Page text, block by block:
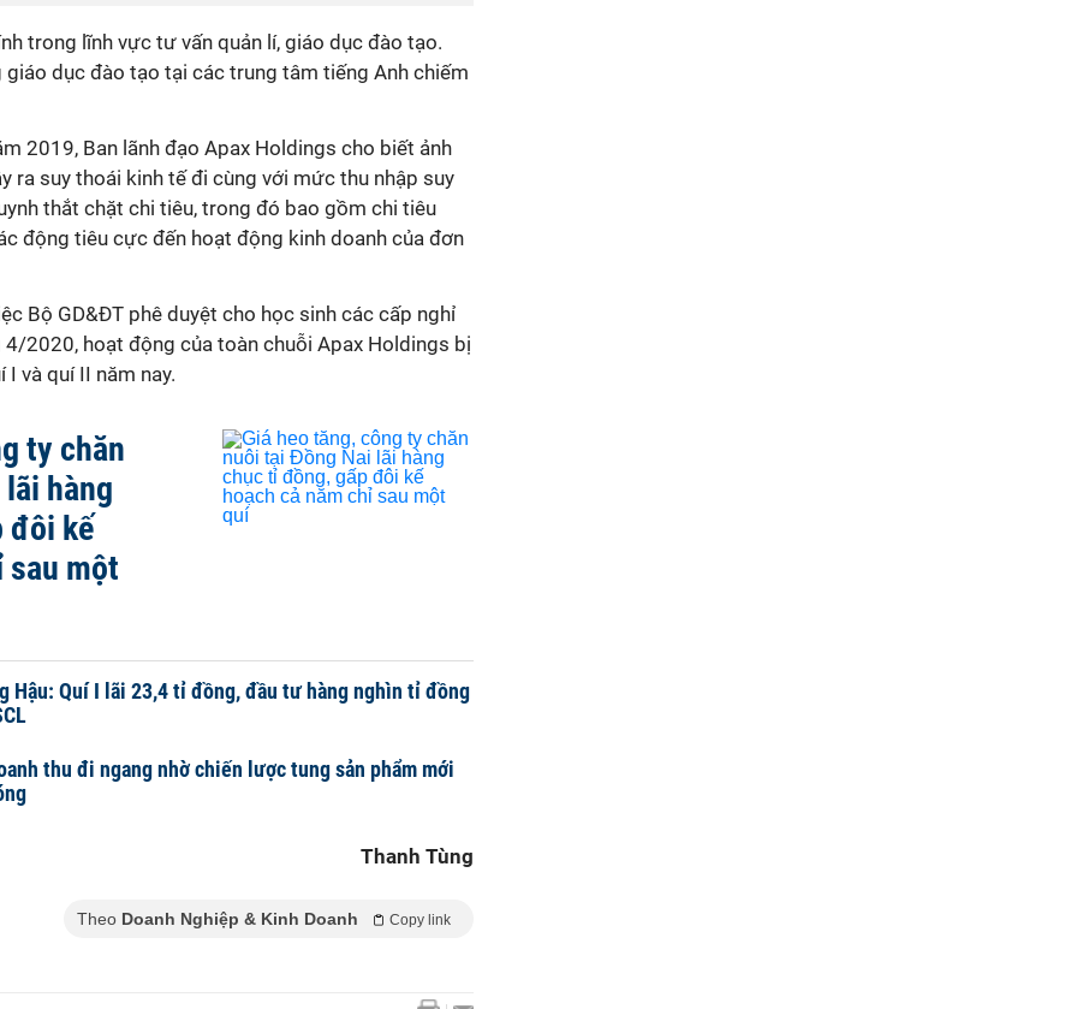
trong lĩnh vực tư vấn quản lí, giáo dục đào tạo.
dục đào tạo tại các trung tâm tiếng Anh chiếm
2019, Ban lãnh đạo Apax Holdings cho biết ảnh
ra suy thoái kinh tế đi cùng với mức thu nhập suy
thắt chặt chi tiêu, trong đó bao gồm chi tiêu
động tiêu cực đến hoạt động kinh doanh của đơn
Bộ GD&ĐT phê duyệt cho học sinh các cấp nghỉ
2020, hoạt động của toàn chuỗi Apax Holdings bị
và quí II năm nay.
ty chăn
hàng
đôi kế
sau một
Hậu: Quí I lãi 23,4 tỉ đồng, đầu tư hàng nghìn tỉ đồng
thu đi ngang nhờ chiến lược tung sản phẩm mới
Thanh Tùng
Theo Doanh Nghiệp & Kinh Doanh Copy link